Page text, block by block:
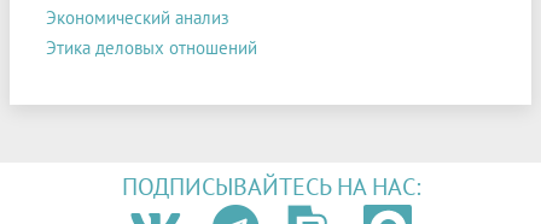
Экономический анализ
Этика деловых отношений
ПОДПИСЫВАЙТЕСЬ НА НАС: